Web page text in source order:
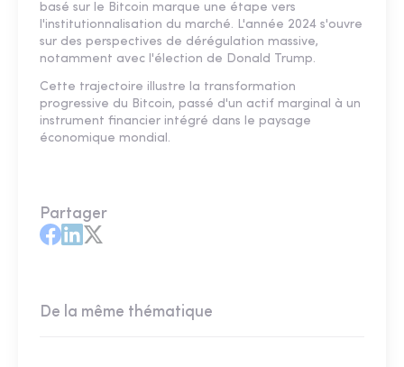
basé sur le Bitcoin marque une étape vers
l'institutionnalisation du marché. L'année 2024 s'ouvre
sur des perspectives de dérégulation massive,
notamment avec l'élection de Donald Trump.
Cette trajectoire illustre la transformation
progressive du Bitcoin, passé d'un actif marginal à un
instrument financier intégré dans le paysage
économique mondial.
Partager
De la même thématique